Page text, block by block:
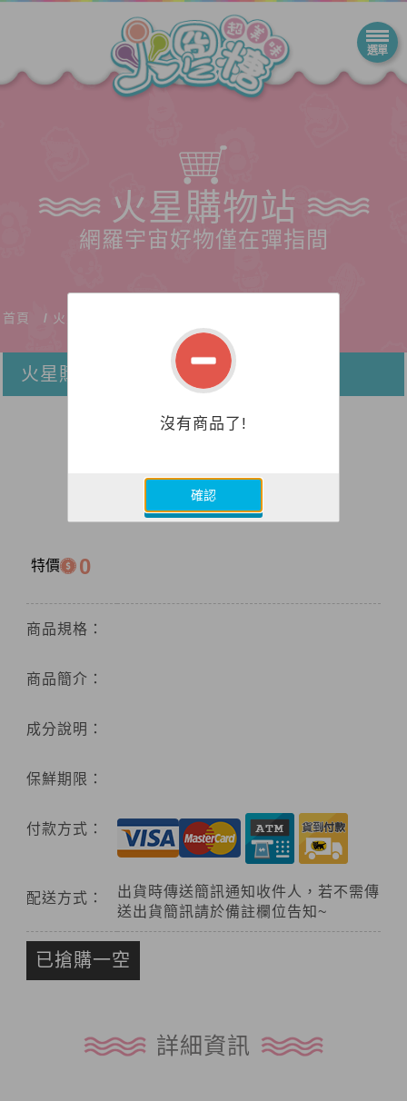
火星購物站
網羅宇宙好物僅在彈指間
首頁 火星購物站
火星購物站
特價 0
商品規格：
商品簡介：
成分說明：
保鮮期限：
付款方式：
配送方式：
出貨時傳送簡訊通知收件人，若不需傳
送出貨簡訊請於備註欄位告知~
已搶購一空
詳細資訊
沒有商品了!
確認